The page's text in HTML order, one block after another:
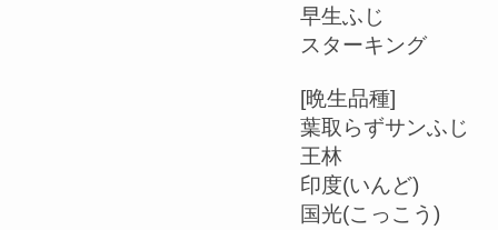
早生ふじ
スターキング
[晩生品種]
葉取らずサンふじ
王林
印度(いんど)
国光(こっこう)